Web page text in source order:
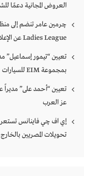
العروض المجانية دعمًا
Ladies League عن الإعلام الرقمي والتجارة الإلكترونية
بمجموعة EIM للسيارات
عز العرب
إي اف چي فاينانس
تحويلات المصريين بالخارج